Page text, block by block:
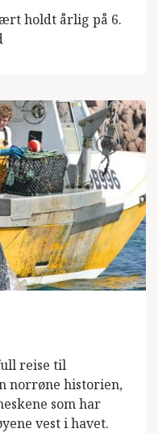
holdt årlig på 6.
reise til
norrøne historien,
som har
vest i havet.